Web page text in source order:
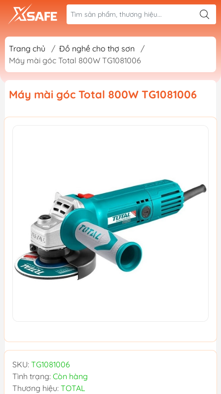
Trang chủ / Đồ nghề cho thợ sơn
/
Máy mài góc Total 800W TG1081006
Máy mài góc Total 800W TG1081006
SKU: TG1081006
Tình trạng: Còn hàng
Thương hiệu: TOTAL